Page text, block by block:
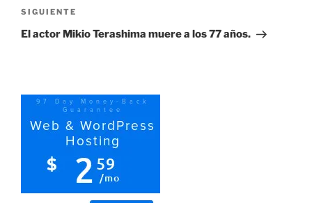
Siguiente
entrada
SIGUIENTE
El actor Mikio Terashima muere a los 77 años.